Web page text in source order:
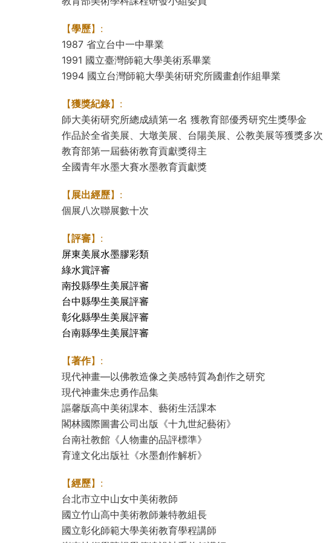
【學歷】:
1987 省立台中一中畢業
1991 國立臺灣師範大學美術系畢業
1994 國立台灣師範大學美術研究所國畫創作組畢業
【獲獎紀錄】:
師大美術研究所總成績第一名 獲教育部優秀研究生獎學金
作品於全省美展、大墩美展、台陽美展、公教美展等獲獎多次
教育部第一屆藝術教育貢獻獎得主
全國青年水墨大賽水墨教育貢獻獎
【展出經歷】:
個展八次聯展數十次
【評審】:
屏東美展水墨膠彩類
綠水賞評審
南投縣學生美展評審
台中縣學生美展評審
彰化縣學生美展評審
台南縣學生美展評審
【著作】:
現代神畫—以佛教造像之美感特質為創作之研究
現代神畫朱忠勇作品集
謳馨版高中美術課本、藝術生活課本
閣林國際圖書公司出版《十九世紀藝術》
台南社教館《人物畫的品評標準》
育達文化出版社《水墨創作解析》
【經歷】:
台北市立中山女中美術教師
國立竹山高中美術教師兼特教組長
國立彰化師範大學美術教育學程講師